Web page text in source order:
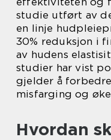
studie utført av
en linje
30% reduksjon i
av hudens
studier har vist
gjelder å
misfarging og
Hvordan